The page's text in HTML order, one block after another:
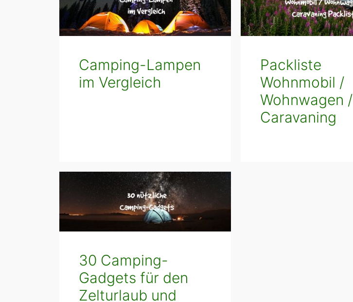
Camping-Lampen
im Vergleich
Packliste
Wohnmobil /
Wohnwagen /
Caravaning
30 Camping-
Gadgets für den
Zelturlaub und